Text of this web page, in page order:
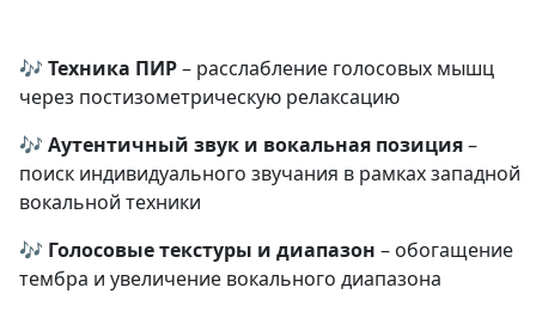
🎶 Техника ПИР– расслабление голосовых мышц
через постизометрическую релаксацию
🎶 Аутентичный звук и вокальная позиция–
поиск индивидуального звучания в рамках западной
вокальной техники
🎶 Голосовые текстуры и диапазон – обогащение
тембра и увеличение вокального диапазона